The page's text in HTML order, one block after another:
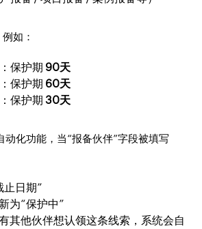
如：
保护期 90天
保护期 60天
保护期30天
动化功能，当“报备伙伴”字段被填写
止日期”
为“保护中”
其他伙伴想认领这条线索，系统会自